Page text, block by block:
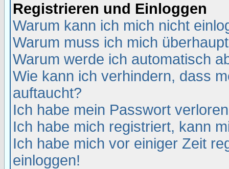
Registrieren und Einloggen
Warum kann ich mich nicht
Warum muss ich mich
Warum werde ich automatisch
Wie kann ich verhindern, dass
auftaucht?
Ich habe mein Passwort
Ich habe mich registriert, kann
Ich habe mich vor einiger Zeit
einloggen!